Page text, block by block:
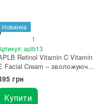
Новинка
1
aplb13
Retinol Vitamin C Vitamin
Facial Cream – зволожуючий
крем з ретинолом, вітамінами
С і Е 55 мл
грн
Купити